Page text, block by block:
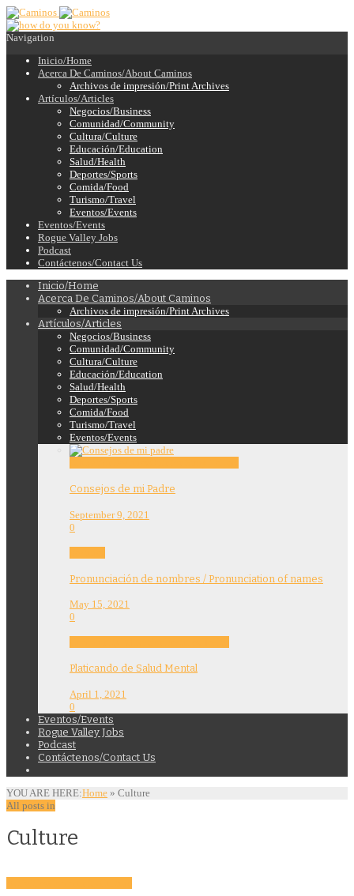
Navigation
Inicio/Home
Acerca De Caminos/About Caminos
Archivos de impresión/Print Archives
Artículos/Articles
Negocios/Business
Comunidad/Community
Cultura/Culture
Educación/Education
Salud/Health
Deportes/Sports
Comida/Food
Turismo/Travel
Eventos/Events
Eventos/Events
Rogue Valley Jobs
Podcast
Contáctenos/Contact Us
Inicio/Home
Acerca De Caminos/About Caminos
Archivos de impresión/Print Archives
Artículos/Articles
Negocios/Business
Comunidad/Community
Cultura/Culture
Educación/Education
Salud/Health
Deportes/Sports
Comida/Food
Turismo/Travel
Eventos/Events
Consejos de mi Padre
September 9, 2021
0
Pronunciación de nombres / Pronunciation of names
May 15, 2021
0
Platicando de Salud Mental
April 1, 2021
0
Eventos/Events
Rogue Valley Jobs
Podcast
Contáctenos/Contact Us
YOU ARE HERE:Home » Culture
All posts in
Culture